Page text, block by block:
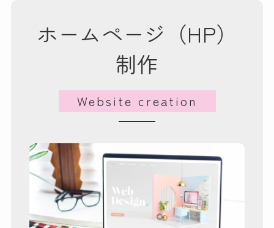
ホームページ（HP）
制作
Website creation